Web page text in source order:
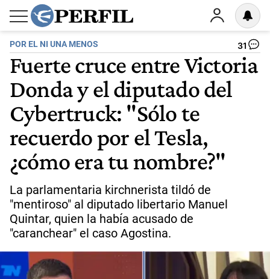
POR EL NI UNA MENOS 31
Fuerte cruce entre Victoria
Donda y el diputado del
Cybertruck: "Sólo te
recuerdo por el Tesla,
¿cómo era tu nombre?"
La parlamentaria kirchnerista tildó de
"mentiroso" al diputado libertario Manuel
Quintar, quien la había acusado de
"caranchear" el caso Agostina.